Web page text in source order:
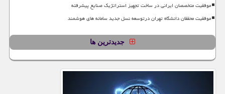
موفقیت متخصصان ایرانی در ساخت تجهیز استراتژیک صنایع پیشرفته
موفقیت محققان دانشگاه تهران درتوسعه نسل جدید سامانه های هوشمند
جدیدترین ها